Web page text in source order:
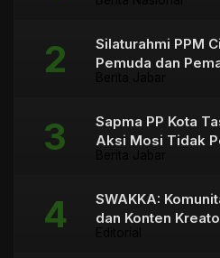
Silaturahmi PPM
Pemuda dan
Sapma PP Kota
Aksi Mosi Tidak
SWAKKA:
dan Konten